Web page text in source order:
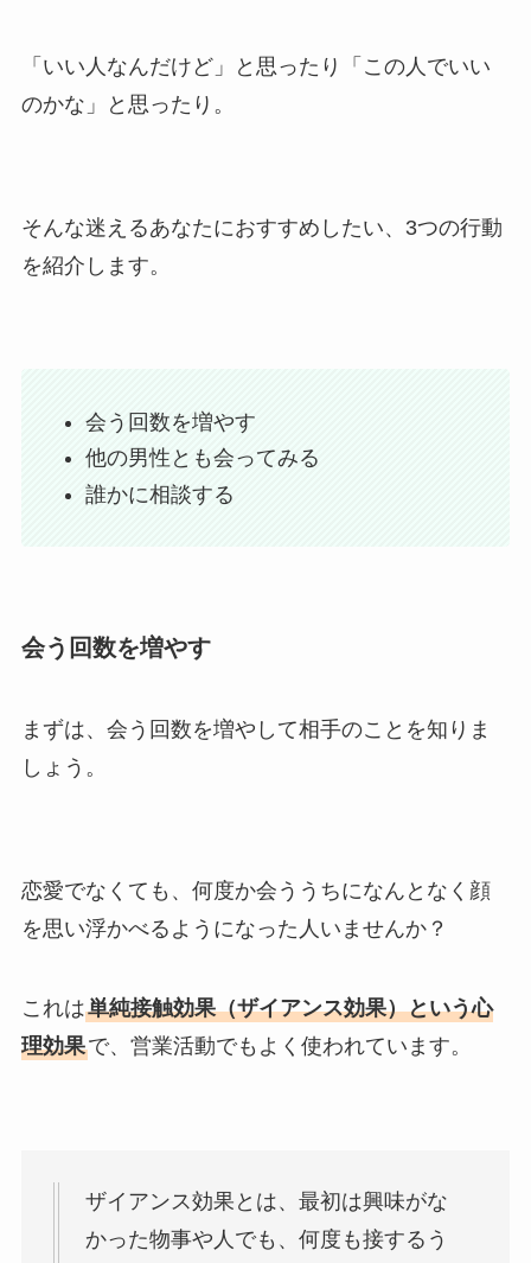
「いい人なんだけど」と思ったり「この人でいい
のかな」と思ったり。
そんな迷えるあなたにおすすめしたい、3つの行動
を紹介します。
会う回数を増やす
他の男性とも会ってみる
誰かに相談する
会う回数を増やす
まずは、会う回数を増やして相手のことを知りま
しょう。
恋愛でなくても、何度か会ううちになんとなく顔
を思い浮かべるようになった人いませんか？
これは単純接触効果（ザイアンス効果）という心
理効果で、営業活動でもよく使われています。
ザイアンス効果とは、最初は興味がな
かった物事や人でも、何度も接するう